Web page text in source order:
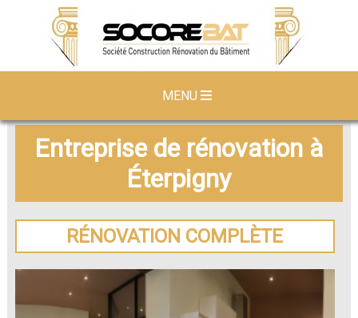
MENU
Entreprise de rénovation à
Éterpigny
RÉNOVATION COMPLÈTE